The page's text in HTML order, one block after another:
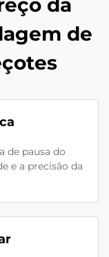
de
de pausa do
e a precisão da